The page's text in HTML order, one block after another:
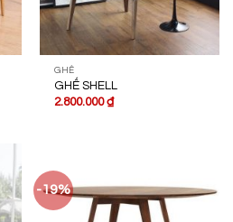
GHẾ
GHẾ SHELL
2.800.000₫
-19%